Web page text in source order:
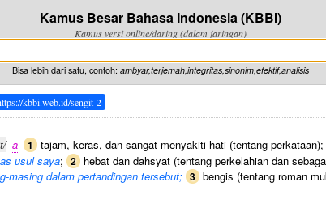
Kamus Besar Bahasa Indonesia (KBBI)
Kamus versi online/daring (dalam jaringan)
Bisa lebih dari satu, contoh: ambyar,terjemah,integritas,sinonim,efektif,analisis
kbbi.web.id/sengit-2
a 1 tajam, keras, dan sangat menyakiti hati (tentang
usul saya; 2 hebat dan dahsyat (tentang perkelahian dan
masing dalam pertandingan tersebut; 3 bengis (tentang roman